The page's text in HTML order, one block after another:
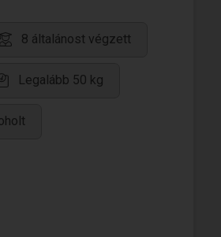
8 általánost végzett
Legalább 50 kg